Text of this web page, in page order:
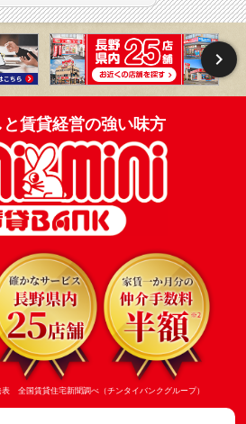
賃貸経営の強い味方
全国賃貸住宅新聞調べ（チンタイバンクグループ）